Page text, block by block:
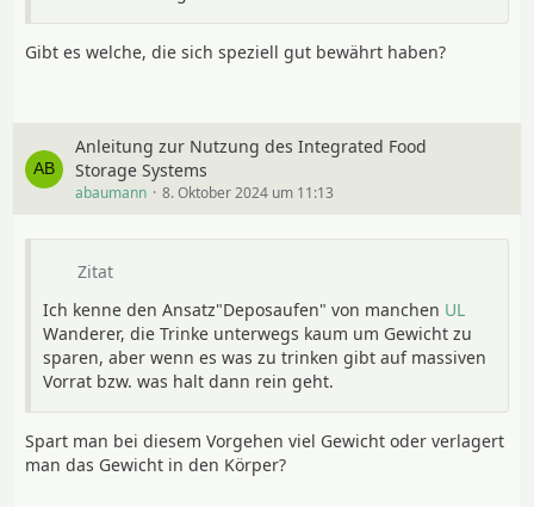
Gibt es welche, die sich speziell gut bewährt haben?
Anleitung zur Nutzung des Integrated Food
Storage Systems
abaumann 8. Oktober 2024 um 11:13
Zitat
Ich kenne den Ansatz"Deposaufen" von manchen UL
Wanderer, die Trinke unterwegs kaum um Gewicht zu
sparen, aber wenn es was zu trinken gibt auf massiven
Vorrat bzw. was halt dann rein geht.
Spart man bei diesem Vorgehen viel Gewicht oder verlagert
man das Gewicht in den Körper?